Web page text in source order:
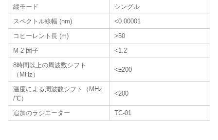
縦モード
シングル
スペクトル線幅 (nm)
<0.00001
コヒーレント長 (m)
>50
M 2 因子
<1.2
8時間以上の周波数シフト
（MHz）
<±200
温度による周波数シフト（MHz
/℃）
<200
追加のラジエーター TC-01